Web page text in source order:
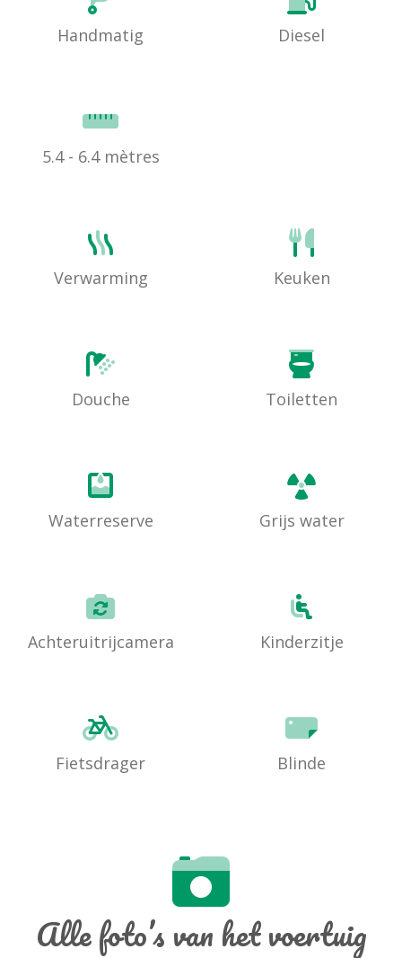
Handmatig Diesel
5.4 - 6.4 mètres
Verwarming Keuken
Douche Toiletten
Waterreserve Grijs water
Achteruitrijcamera Kinderzitje
Fietsdrager Blinde
Alle foto’s van het voertuig